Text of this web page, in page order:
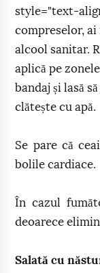
style="text-
compreselor, ai
alcool sanitar.
aplică pe
bandaj și lasă
clătește cu apă.
Se pare că
bolile cardiace.
În cazul
deoarece
Salată cu